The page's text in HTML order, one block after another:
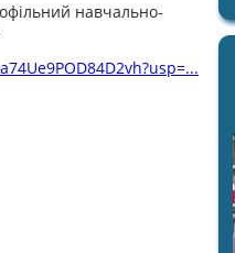
навчально-